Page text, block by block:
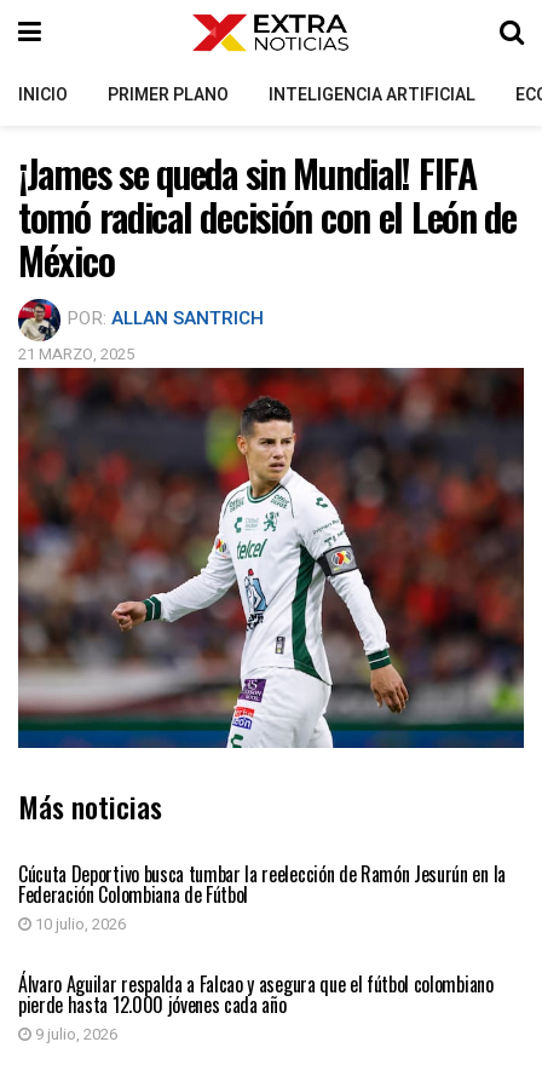
INICIO PRIMER PLANO INTELIGENCIA ARTIFICIAL
¡James se queda sin Mundial! FIFA
tomó radical decisión con el León de
México
POR: ALLAN SANTRICH
21 MARZO, 2025
Más noticias
Cúcuta Deportivo busca tumbar la reelección de Ramón Jesurún en la
Federación Colombiana de Fútbol
10 julio, 2026
DEPORTES
Álvaro Aguilar respalda a Falcao y asegura que el fútbol colombiano
pierde hasta 12.000 jóvenes cada año
9 julio, 2026